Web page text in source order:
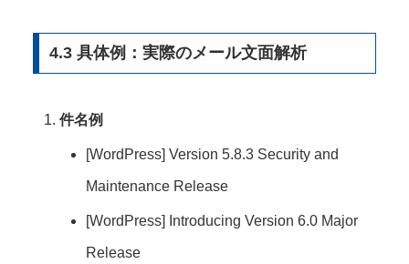
4.3 具体例：実際のメール文面解析
件名例
[WordPress] Version 5.8.3 Security and
Maintenance Release
[WordPress] Introducing Version 6.0 Major
Release